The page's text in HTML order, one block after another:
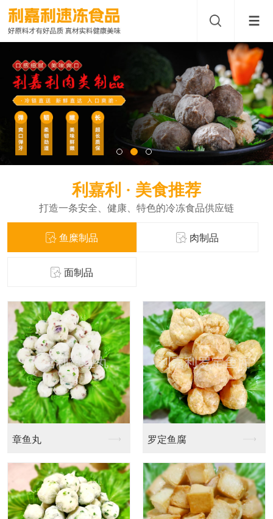
利嘉利 · 美食推荐
打造一条安全、健康、特色的冷冻食品供应链
鱼糜制品 肉制品
面制品
章鱼丸 罗定鱼腐